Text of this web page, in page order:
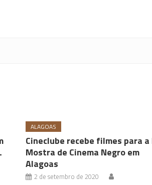
ALAGOAS
Cineclube recebe filmes para a
Mostra de Cinema Negro em
Alagoas
2 de setembro de 2020